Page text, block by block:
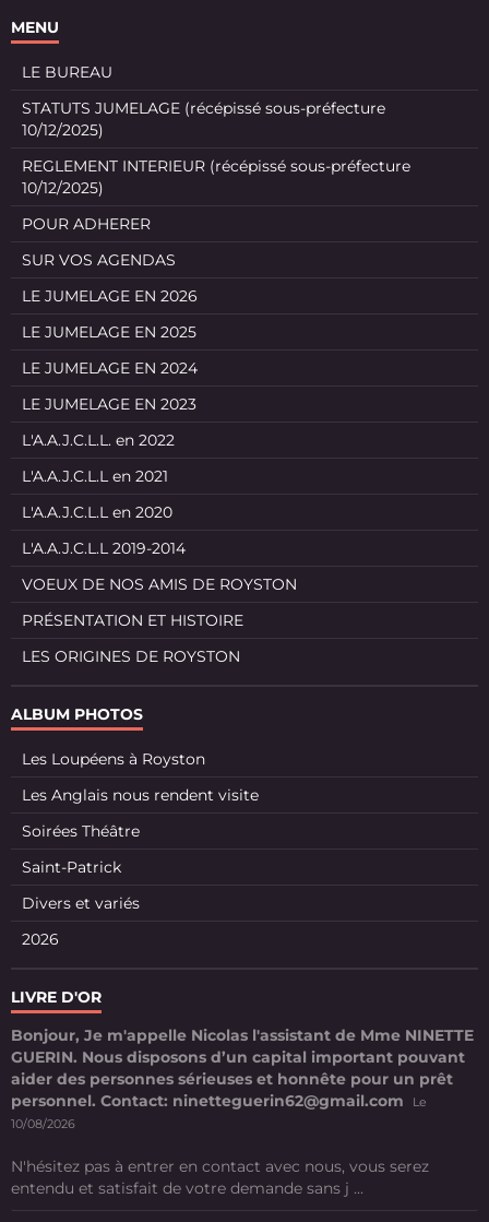
MENU
LE BUREAU
STATUTS JUMELAGE (récépissé sous-préfecture
10/12/2025)
REGLEMENT INTERIEUR (récépissé sous-préfecture
10/12/2025)
POUR ADHERER
SUR VOS AGENDAS
LE JUMELAGE EN 2026
LE JUMELAGE EN 2025
LE JUMELAGE EN 2024
LE JUMELAGE EN 2023
L'A.A.J.C.L.L. en 2022
L'A.A.J.C.L.L en 2021
L'A.A.J.C.L.L en 2020
L'A.A.J.C.L.L 2019-2014
VOEUX DE NOS AMIS DE ROYSTON
PRÉSENTATION ET HISTOIRE
LES ORIGINES DE ROYSTON
ALBUM PHOTOS
Les Loupéens à Royston
Les Anglais nous rendent visite
Soirées Théâtre
Saint-Patrick
Divers et variés
2026
LIVRE D'OR
Bonjour, Je m'appelle Nicolas l'assistant de Mme NINETTE
GUERIN. Nous disposons d’un capital important pouvant
aider des personnes sérieuses et honnête pour un prêt
personnel. Contact: ninetteguerin62@gmail.com
Le
10/08/2026
N'hésitez pas à entrer en contact avec nous, vous serez
entendu et satisfait de votre demande sans j ...